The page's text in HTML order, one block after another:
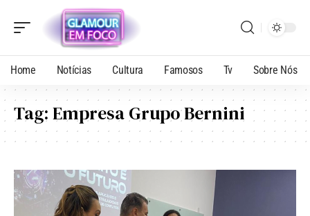
Home Notícias Cultura Famosos Tv Sobre Nós
Tag:Empresa Grupo Bernini